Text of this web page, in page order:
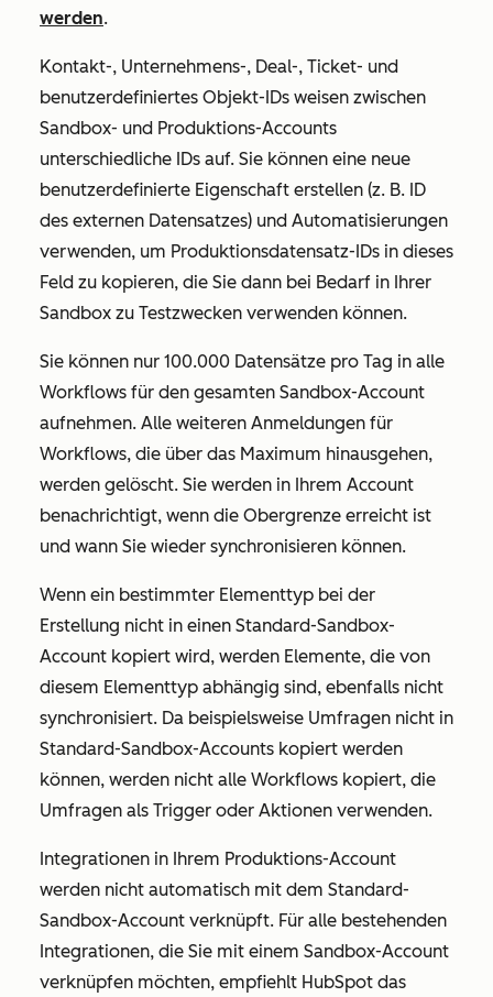
werden.
Kontakt-, Unternehmens-, Deal-, Ticket- und
benutzerdefiniertes Objekt-IDs weisen zwischen
Sandbox- und Produktions-Accounts
unterschiedliche IDs auf. Sie können eine neue
benutzerdefinierte Eigenschaft erstellen (z. B. ID
des externen Datensatzes) und Automatisierungen
verwenden, um Produktionsdatensatz-IDs in dieses
Feld zu kopieren, die Sie dann bei Bedarf in Ihrer
Sandbox zu Testzwecken verwenden können.
Sie können nur 100.000 Datensätze pro Tag in alle
Workflows für den gesamten Sandbox-Account
aufnehmen. Alle weiteren Anmeldungen für
Workflows, die über das Maximum hinausgehen,
werden gelöscht. Sie werden in Ihrem Account
benachrichtigt, wenn die Obergrenze erreicht ist
und wann Sie wieder synchronisieren können.
Wenn ein bestimmter Elementtyp bei der
Erstellung nicht in einen Standard-Sandbox-
Account kopiert wird, werden Elemente, die von
diesem Elementtyp abhängig sind, ebenfalls nicht
synchronisiert. Da beispielsweise Umfragen nicht in
Standard-Sandbox-Accounts kopiert werden
können, werden nicht alle Workflows kopiert, die
Umfragen als Trigger oder Aktionen verwenden.
Integrationen in Ihrem Produktions-Account
werden nicht automatisch mit dem Standard-
Sandbox-Account verknüpft. Für alle bestehenden
Integrationen, die Sie mit einem Sandbox-Account
verknüpfen möchten, empfiehlt HubSpot das